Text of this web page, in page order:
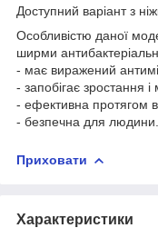
Доступний варіант з
Особливістю даної
ширми
- має виражений
- запобігає зростання і
- ефективна протягом
- безпечна для людини.
Приховати
Характеристики